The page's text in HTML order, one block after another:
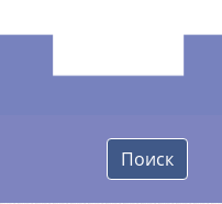
Поиск